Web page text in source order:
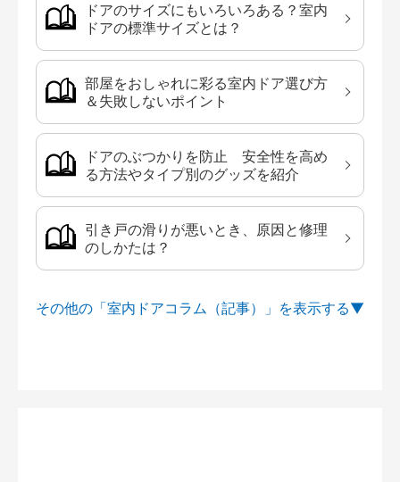
ドアのサイズにもいろいろある？室内
ドアの標準サイズとは？
部屋をおしゃれに彩る室内ドア選び方
＆失敗しないポイント
ドアのぶつかりを防止 安全性を高め
る方法やタイプ別のグッズを紹介
引き戸の滑りが悪いとき、原因と修理
のしかたは？
その他の「室内ドアコラム（記事）」を